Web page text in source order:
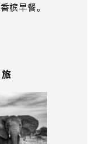
槟早餐。